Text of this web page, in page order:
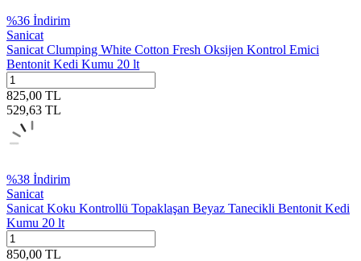
%36 İndirim
Sanicat
Sanicat Clumping White Cotton Fresh Oksijen Kontrol Emici
Bentonit Kedi Kumu 20 lt
825,00 TL
529,63 TL
%38 İndirim
Sanicat
Sanicat Koku Kontrollü Topaklaşan Beyaz Tanecikli Bentonit Kedi
Kumu 20 lt
850,00 TL